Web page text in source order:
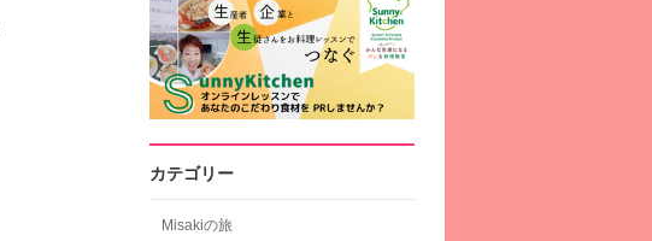
カテゴリー
Misakiの旅